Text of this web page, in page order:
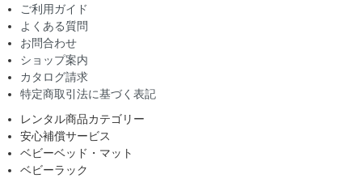
ご利用ガイド
よくある質問
お問合わせ
ショップ案内
カタログ請求
特定商取引法に基づく表記
レンタル商品カテゴリー
安心補償サービス
ベビーベッド・マット
ベビーラック